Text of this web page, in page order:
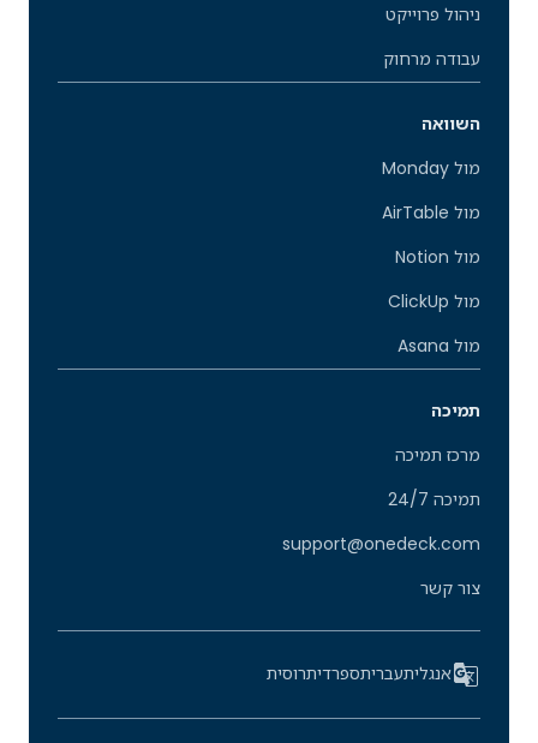
ניהול פרוייקט
עבודה מרחוק
השוואה
מול Monday
מול AirTable
מול Notion
מול ClickUp
מול Asana
תמיכה
מרכז תמיכה
תמיכה 24/7
support@onedeck.com
צור קשר
אנגליתעבריתספרדיתרוסית